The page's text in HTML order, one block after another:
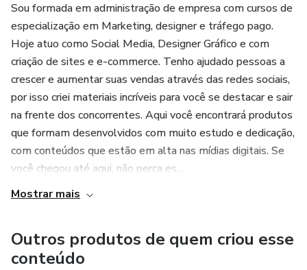
Sou formada em administração de empresa com cursos de
especialização em Marketing, designer e tráfego pago.
Hoje atuo como Social Media, Designer Gráfico e com
criação de sites e e-commerce. Tenho ajudado pessoas a
crescer e aumentar suas vendas através das redes sociais,
por isso criei materiais incríveis para você se destacar e sair
na frente dos concorrentes. Aqui você encontrará produtos
que formam desenvolvidos com muito estudo e dedicação,
com conteúdos que estão em alta nas mídias digitais. Se
você chegou até aqui, não perca es...
Mostrar mais
Outros produtos de quem criou esse
conteúdo